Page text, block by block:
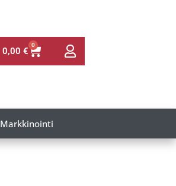
0,00 €
0
Markkinointi